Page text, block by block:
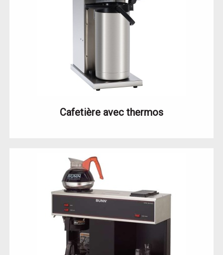
Cafetière avec thermos